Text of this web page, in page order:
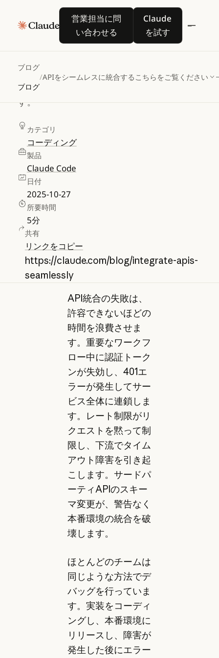
営業担当に問
い合わせる
営業担当に問い合わせる
Claude
を試す
Claude を試す
ブログ
ブログ
/APIをシームレスに統合する方法こちらをご覧ください
APIをシームレスに統合
する方法
す。本番環境で問題が発生する前に、認
証、レート制限、エッジケースに対処しま
す。
カテゴリ
コーディング
製品
Claude Code
日付
2025-10-27
所要時間
5分
共有
リンクをコピー
https://claude.com/blog/integrate-apis-
seamlessly
API統合の失敗は、
許容できないほどの
時間を浪費させま
す。重要なワークフ
ロー中に認証トーク
ンが失効し、401エ
ラーが発生してサー
ビス全体に連鎖しま
す。レート制限がリ
クエストを黙って制
限し、下流でタイム
アウト障害を引き起
こします。サードパ
ーティAPIのスキー
マ変更が、警告なく
本番環境の統合を破
壊します。
ほとんどのチームは
同じような方法でデ
バッグを行っていま
す。実装をコーディ
ングし、本番環境に
リリースし、障害が
発生した後にエラー